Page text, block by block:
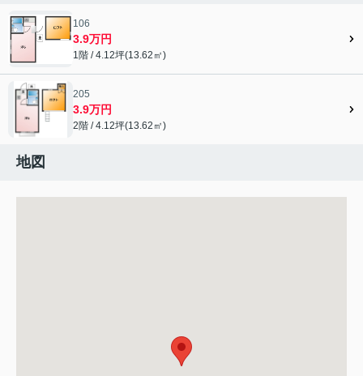
106
3.9万円
1階 / 4.12坪(13.62㎡)
205
3.9万円
2階 / 4.12坪(13.62㎡)
地図